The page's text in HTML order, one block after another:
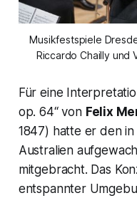
Musikfestspiele
Riccardo Chailly und
Für eine
op. 64“ von Felix
1847) hatte er den
Australien
mitgebracht. Das
entspannter